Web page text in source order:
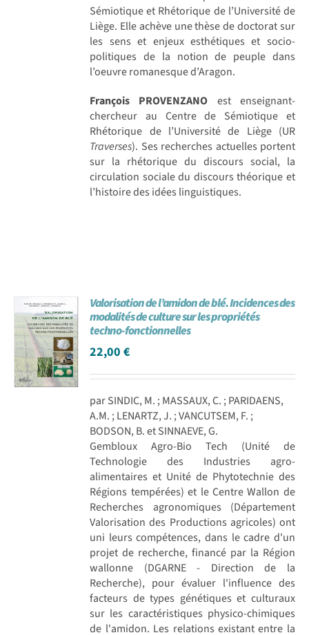
Sémiotique et Rhétorique de l’Université de
Liège. Elle achève une thèse de doctorat sur
les sens et enjeux esthétiques et socio-
politiques de la notion de peuple dans
l’oeuvre romanesque d’Aragon.
François PROVENZANO est enseignant-
chercheur au Centre de Sémiotique et
Rhétorique de l’Université de Liège (UR
Traverses). Ses recherches actuelles portent
sur la rhétorique du discours social, la
circulation sociale du discours théorique et
l’histoire des idées linguistiques.
Valorisation de l’amidon de blé. Incidences des
modalités de culture sur les propriétés
techno-fonctionnelles
22,00€
par SINDIC, M. ; MASSAUX, C. ; PARIDAENS,
A.M. ; LENARTZ, J. ; VANCUTSEM, F. ;
BODSON, B. et SINNAEVE, G.
Gembloux Agro-Bio Tech (Unité de
Technologie des Industries agro-
alimentaires et Unité de Phytotechnie des
Régions tempérées) et le Centre Wallon de
Recherches agronomiques (Département
Valorisation des Productions agricoles) ont
uni leurs compétences, dans le cadre d'un
projet de recherche, financé par la Région
wallonne (DGARNE - Direction de la
Recherche), pour évaluer l'influence des
facteurs de types génétiques et culturaux
sur les caractéristiques physico-chimiques
de l'amidon. Les relations existant entre la